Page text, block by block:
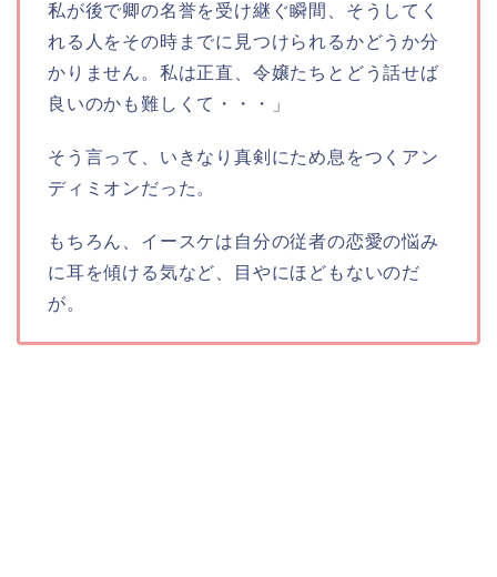
私が後で卿の名誉を受け継ぐ瞬間、そうしてく
れる人をその時までに見つけられるかどうか分
かりません。私は正直、令嬢たちとどう話せば
良いのかも難しくて・・・」
そう言って、いきなり真剣にため息をつくアン
ディミオンだった。
もちろん、イースケは自分の従者の恋愛の悩み
に耳を傾ける気など、目やにほどもないのだ
が。